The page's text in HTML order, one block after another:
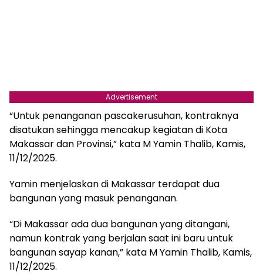
Advertisement
“Untuk penanganan pascakerusuhan, kontraknya
disatukan sehingga mencakup kegiatan di Kota
Makassar dan Provinsi,” kata M Yamin Thalib, Kamis,
11/12/2025.
Yamin menjelaskan di Makassar terdapat dua
bangunan yang masuk penanganan.
“Di Makassar ada dua bangunan yang ditangani,
namun kontrak yang berjalan saat ini baru untuk
bangunan sayap kanan,” kata M Yamin Thalib, Kamis,
11/12/2025.